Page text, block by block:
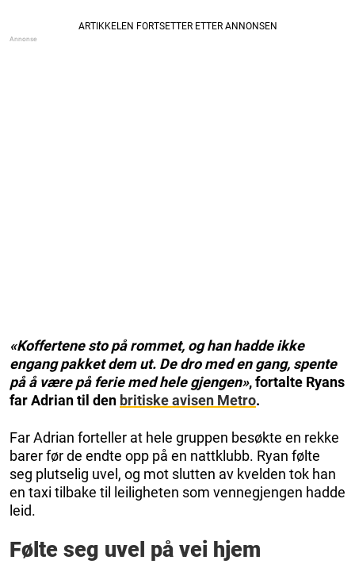
«Koffertene sto på rommet, og han hadde ikke
engang pakket dem ut. De dro med en gang, spente
på å være på ferie med hele gjengen», fortalte Ryans
far Adrian til den britiske avisen Metro.
Far Adrian forteller at hele gruppen besøkte en rekke
barer før de endte opp på en nattklubb. Ryan følte
seg plutselig uvel, og mot slutten av kvelden tok han
en taxi tilbake til leiligheten som vennegjengen hadde
leid.
Følte seg uvel på vei hjem